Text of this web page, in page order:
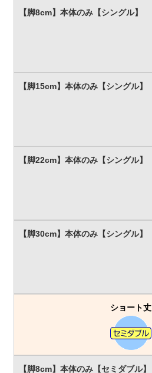
ショート丈